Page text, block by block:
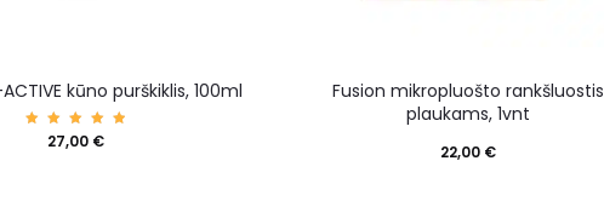
ACTIVE kūno purškiklis, 100ml
Įvertin
imas:
27,00 €
Fusion mikropluošto rankšluostis
plaukams, 1vnt
22,00 €